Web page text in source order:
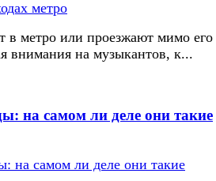
в метро или проезжают мимо его
внимания на музыкантов, к...
на самом ли деле они такие